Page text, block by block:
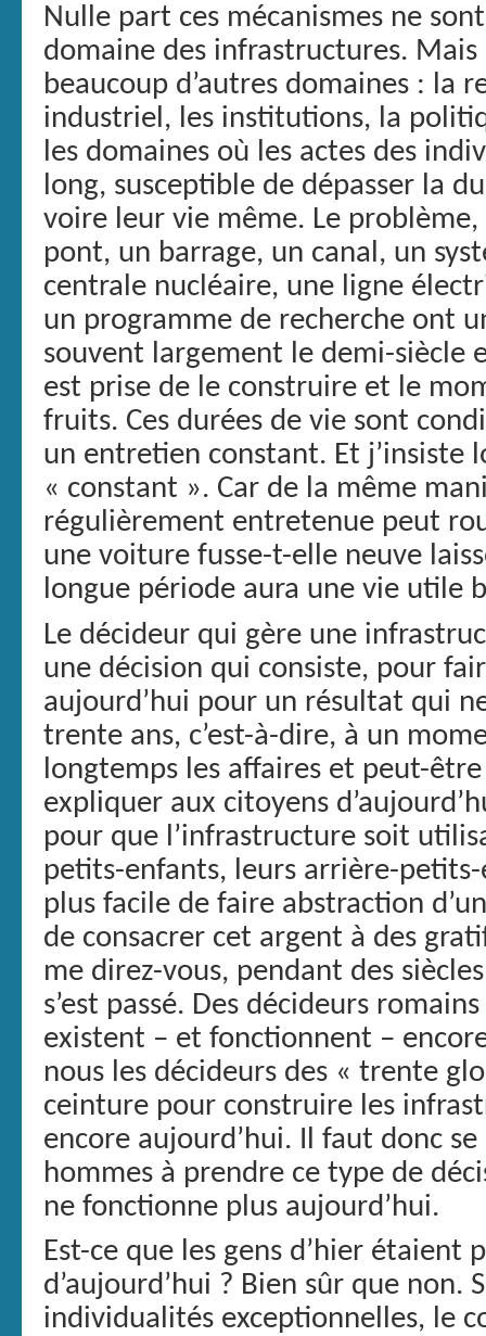
Nulle part ces mécanismes ne
domaine des infrastructures.
beaucoup d’autres domaines : la
industriel, les institutions, la
les domaines où les actes des
long, susceptible de dépasser la
voire leur vie même. Le
pont, un barrage, un canal, un
centrale nucléaire, une ligne
un programme de recherche ont
souvent largement le demi-siècle
est prise de le construire et le
fruits. Ces durées de vie sont
un entretien constant. Et j’insiste
« constant ». Car de la même
régulièrement entretenue peut
une voiture fusse-t-elle neuve
longue période aura une vie utile
Le décideur qui gère une
une décision qui consiste, pour
aujourd’hui pour un résultat qui
trente ans, c’est-à-dire, à un
longtemps les affaires et peut-
expliquer aux citoyens
pour que l’infrastructure soit
petits-enfants, leurs arrière-
plus facile de faire abstraction
de consacrer cet argent à des
me direz-vous, pendant des
s’est passé. Des décideurs
existent – et fonctionnent –
nous les décideurs des « trente
ceinture pour construire les
encore aujourd’hui. Il faut donc
hommes à prendre ce type de
ne fonctionne plus aujourd’hui.
Est-ce que les gens d’hier étaient
d’aujourd’hui ? Bien sûr que non.
individualités exceptionnelles, le